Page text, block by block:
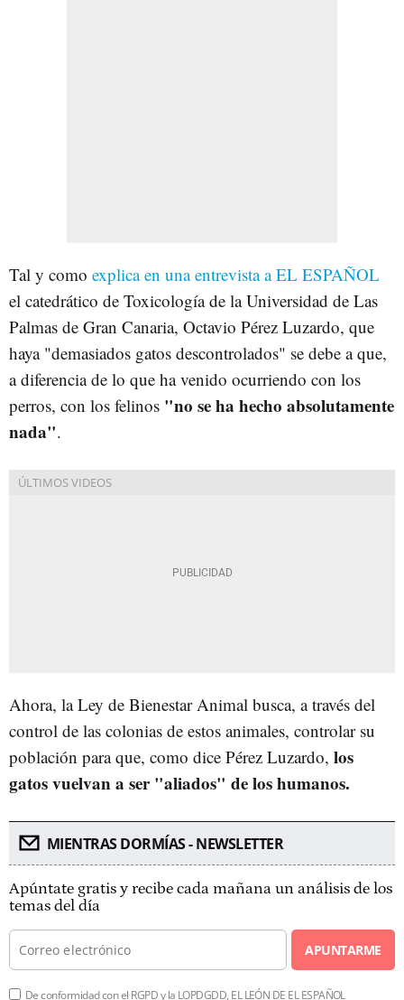
Tal y como explica en una entrevista a EL ESPAÑOL
el catedrático de Toxicología de la Universidad de Las
Palmas de Gran Canaria, Octavio Pérez Luzardo, que
haya "demasiados gatos descontrolados" se debe a que,
a diferencia de lo que ha venido ocurriendo con los
perros, con los felinos "no se ha hecho absolutamente
nada".
Ahora, la Ley de Bienestar Animal busca, a través del
control de las colonias de estos animales, controlar su
población para que, como dice Pérez Luzardo, los
gatos vuelvan a ser "aliados" de los humanos.
MIENTRAS DORMÍAS - NEWSLETTER
Apúntate gratis y recibe cada mañana un análisis de los
temas del día
APUNTARME
De conformidad con el RGPD y la LOPDGDD, EL LEÓN DE EL ESPAÑOL